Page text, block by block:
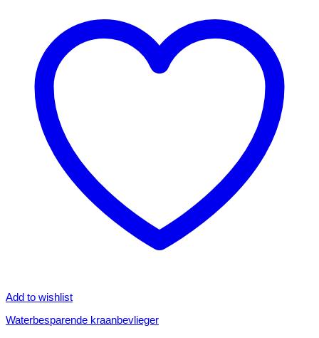
Add to wishlist
Waterbesparende kraanbevlieger